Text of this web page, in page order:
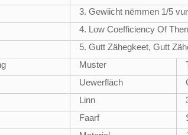
3. Gewiicht nëmmen 1/5
4. Low Coefficiency Of
5. Gutt Zähegkeet, Gutt
Muster
Uewerfläch
Linn
Faarf